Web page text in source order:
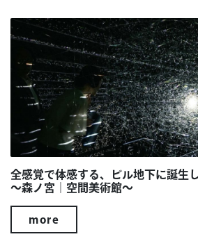
全感覚で体感する、ビル地下に誕生
～森ノ宮｜空間美術館～
more